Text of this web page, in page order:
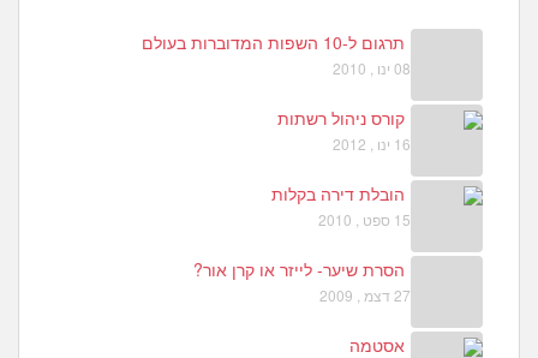
תרגום ל-10 השפות המדוברות בעולם
08 ינו , 2010
קורס ניהול רשתות
16 ינו , 2012
הובלת דירה בקלות
15 ספט , 2010
הסרת שיער- לייזר או קרן אור?
27 דצמ , 2009
אסטמה